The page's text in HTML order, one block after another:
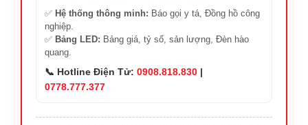
✅ Hệ thống thông minh: Báo gọi y tá, Đồng hồ công
nghiệp.
✅ Bảng LED: Bảng giá, tỷ số, sản lượng, Đèn hào
quang.
📞 Hotline Điện Tử: 0908.818.830 |
0778.777.377